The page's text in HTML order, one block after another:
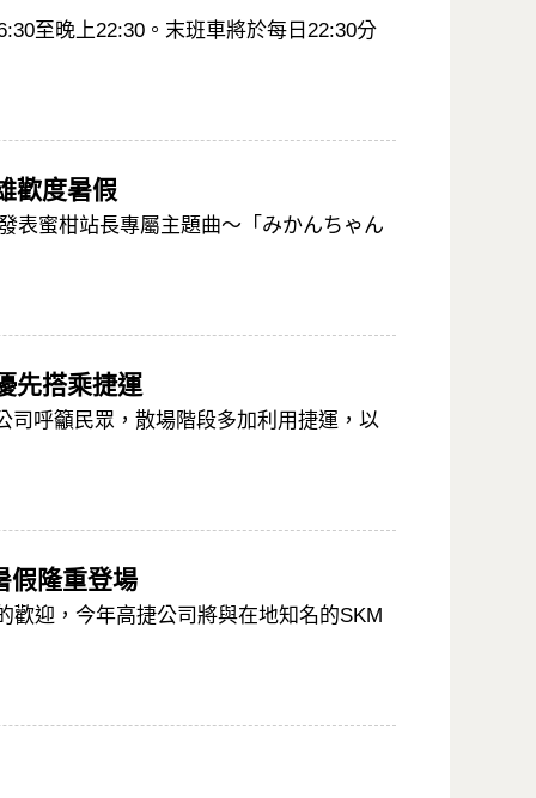
至晚上22:30。末班車將於每日22:30分
歡度暑假
表蜜柑站長專屬主題曲～「みかんちゃん
先搭乘捷運
司呼籲民眾，散場階段多加利用捷運，以
假隆重登場
歡迎，今年高捷公司將與在地知名的SKM